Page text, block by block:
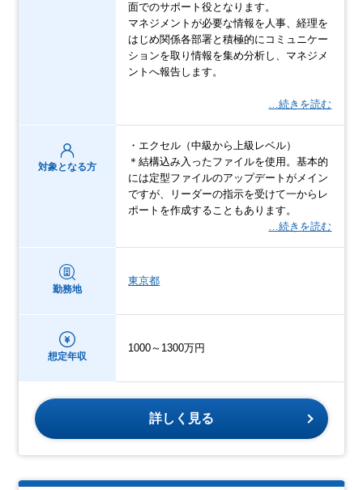
面でのサポート役となります。
マネジメントが必要な情報を人事、経理を
はじめ関係各部署と積極的にコミュニケー
ションを取り情報を集め分析し、マネジメ
ントへ報告します。
…続きを読む
対象となる方
・エクセル（中級から上級レベル）
＊結構込み入ったファイルを使用。基本的
には定型ファイルのアップデートがメイン
ですが、リーダーの指示を受けて一からレ
ポートを作成することもあります。
…続きを読む
勤務地
東京都
想定年収
1000～1300万円
詳しく見る